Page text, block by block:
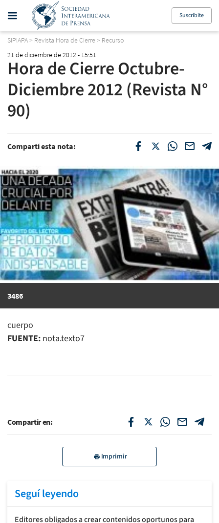
Suscribite
SIPIAPA> Revista Hora de Cierre> Recurso
21 de diciembre de 2012 - 15:51
Hora de Cierre Octubre-
Diciembre 2012 (Revista N°
90)
Compartí esta nota:
3486
cuerpo
FUENTE: nota.texto7
Compartir en:
Imprimir
Seguí leyendo
Editores obligados a crear contenidos oportunos para